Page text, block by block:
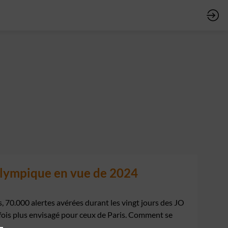
en vue de 2024
70.000 alertes avérées durant les vingt jours des JO
plus envisagé pour ceux de Paris. Comment se